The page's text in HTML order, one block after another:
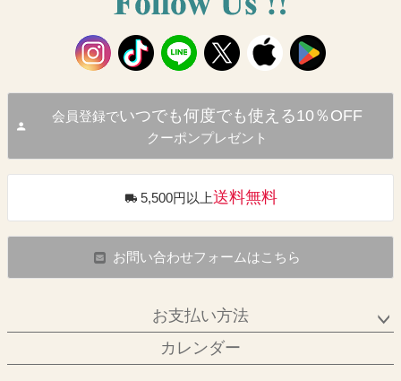
会員登録でいつでも何度でも使える10％OFF
クーポンプレゼント
5,500円以上送料無料
お問い合わせフォームはこちら
お支払い方法
カレンダー